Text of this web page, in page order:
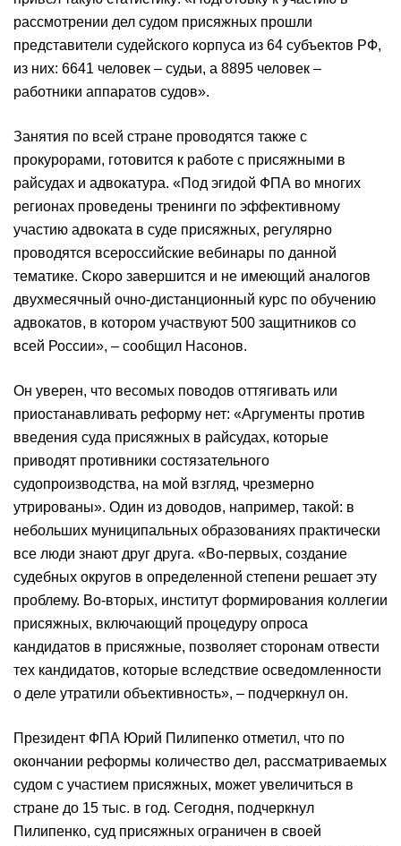
рассмотрении дел судом присяжных прошли
представители судейского корпуса из 64 субъектов РФ,
из них: 6641 человек – судьи, а 8895 человек –
работники аппаратов судов».
Занятия по всей стране проводятся также с
прокурорами, готовится к работе с присяжными в
райсудах и адвокатура. «Под эгидой ФПА во многих
регионах проведены тренинги по эффективному
участию адвоката в суде присяжных, регулярно
проводятся всероссийские вебинары по данной
тематике. Скоро завершится и не имеющий аналогов
двухмесячный очно-дистанционный курс по обучению
адвокатов, в котором участвуют 500 защитников со
всей России», – сообщил Насонов.
Он уверен, что весомых поводов оттягивать или
приостанавливать реформу нет: «Аргументы против
введения суда присяжных в райсудах, которые
приводят противники состязательного
судопроизводства, на мой взгляд, чрезмерно
утрированы». Один из доводов, например, такой: в
небольших муниципальных образованиях практически
все люди знают друг друга. «Во-первых, создание
судебных округов в определенной степени решает эту
проблему. Во-вторых, институт формирования коллегии
присяжных, включающий процедуру опроса
кандидатов в присяжные, позволяет сторонам отвести
тех кандидатов, которые вследствие осведомленности
о деле утратили объективность», – подчеркнул он.
Президент ФПА Юрий Пилипенко отметил, что по
окончании реформы количество дел, рассматриваемых
судом с участием присяжных, может увеличиться в
стране до 15 тыс. в год. Сегодня, подчеркнул
Пилипенко, суд присяжных ограничен в своей